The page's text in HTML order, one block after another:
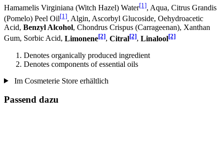
Hamamelis Virginiana (Witch Hazel) Water[1], Aqua, Citrus Grandis
(Pomelo) Peel Oil[1], Algin, Ascorbyl Glucoside, Oehydroacetic
Acid, Benzyl Alcohol, Chondrus Crispus (Carrageenan), Xanthan
Gum, Sorbic Acid, Limonene[2], Citral[2], Linalool[2]
Denotes organically produced ingredient
Denotes components of essential oils
Im Cosmeterie Store erhältlich
Passend dazu